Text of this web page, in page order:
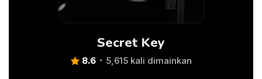
Secret Key
8.6 5,615 kali dimainkan